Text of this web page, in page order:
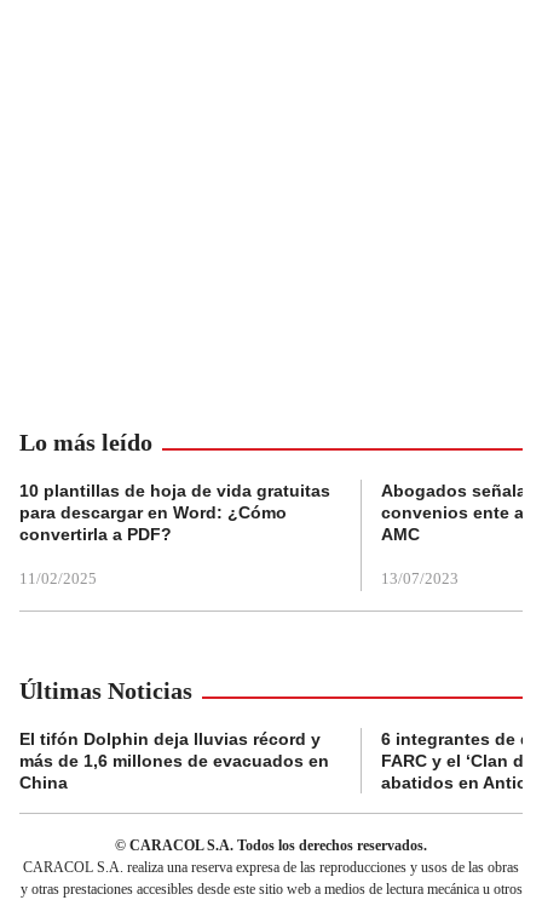
Lo más leído
10 plantillas de hoja de vida gratuitas
para descargar en Word: ¿Cómo
convertirla a PDF?
11/02/2025
Abogados
convenios ente
AMC
13/07/2023
Últimas Noticias
El tifón Dolphin deja lluvias récord y
más de 1,6 millones de evacuados en
China
6 integrantes de
FARC y el ‘Clan
abatidos en
© CARACOL S.A. Todos los derechos reservados.
CARACOL S.A. realiza una reserva expresa de las reproducciones y usos de las obras
y otras prestaciones accesibles desde este sitio web a medios de lectura mecánica u otros